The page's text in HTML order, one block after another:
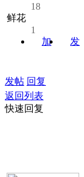
18
鲜花
1
加
发
发帖 回复
返回列表
快速回复